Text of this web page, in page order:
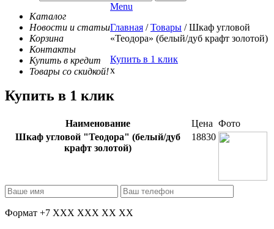
Каталог
Новости и статьи
Корзина
Контакты
Купить в кредит
Товары со скидкой!
Menu
Главная / Товары / Шкаф угловой
«Теодора» (белый/дуб крафт золотой)
Купить в 1 клик
x
Купить в 1 клик
Наименование Цена Фото
Шкаф угловой "Теодора" (белый/дуб
крафт золотой)
18830
Формат +7 XXX XXX XX XX